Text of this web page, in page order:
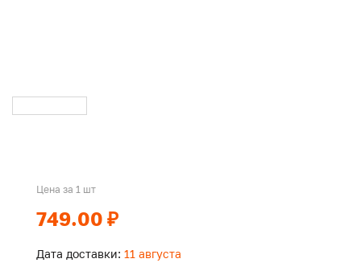
Цена за 1 шт
749.00 ₽
Дата доставки: 11 августа